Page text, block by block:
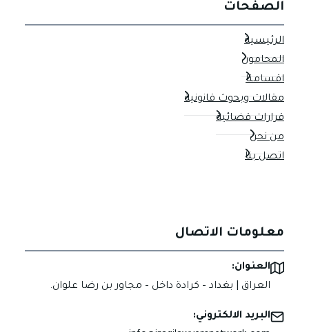
الصفحات
الرئيسية
المحامون
اقسامنا
مقالات وبحوث قانونية
قرارات قضائية
من نحن
اتصل بنا
معلومات الاتصال
العنوان:
العراق | بغداد – كرادة داخل – مجاور بن رضا علوان.
البريد الالكتروني: